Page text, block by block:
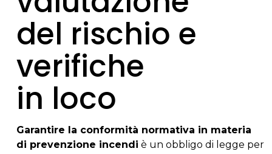
del rischio e
verifiche
in loco
Garantire la conformità normativa in materia
di prevenzione incendi è un obbligo di legge per